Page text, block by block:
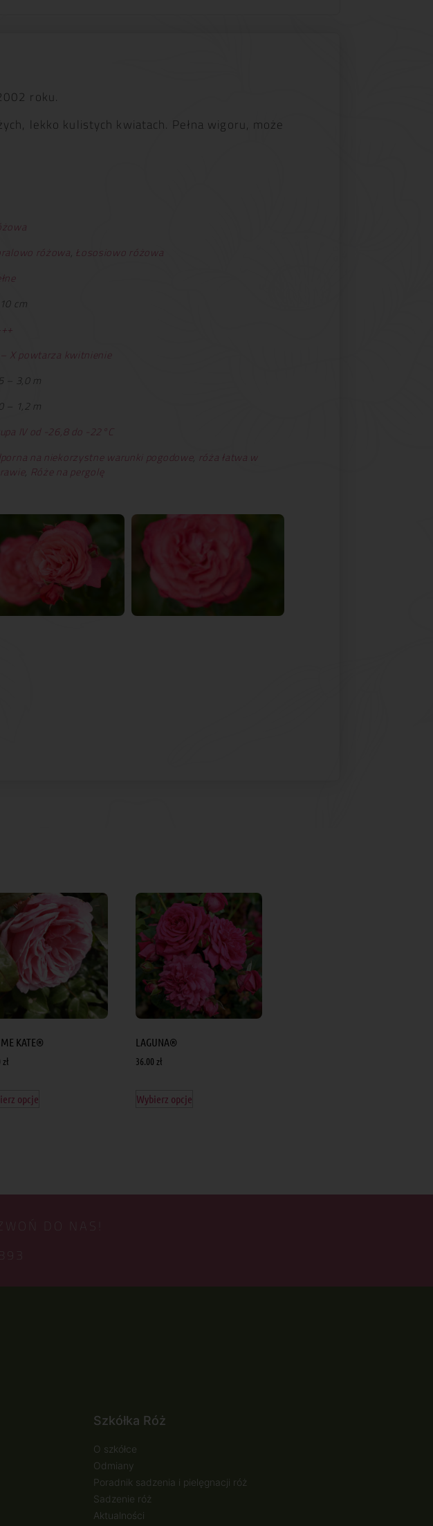
roku.
lekko kulistych kwiatach. Pełna wigoru, może
różowa, Łososiowo różowa
cm
– X powtarza kwitnienie
– 3,0 m
– 1,2 m
IV od -26,8 do -22°C
na niekorzystne warunki pogodowe, róża łatwa w
, Róże na pergolę
ME KATE®
zł
opcje
LAGUNA®
36.00 zł
Wybierz opcje
DO NAS!
Szkółka Róż
O szkółce
Odmiany
Poradnik sadzenia i pielęgnacji róż
Sadzenie róż
Aktualności